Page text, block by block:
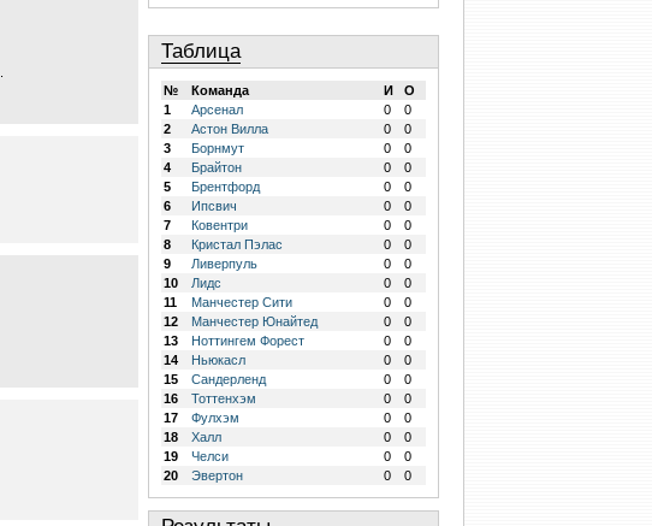
Таблица
№ Команда И
О
1
Арсенал 0
0
2
Астон Вилла 0
0
3
Борнмут 0
0
4
Брайтон 0
0
5
Брентфорд 0
0
6
Ипсвич 0
0
7
Ковентри 0
0
8
Кристал Пэлас 0
0
9
Ливерпуль 0
0
10
Лидс 0
0
11
Манчестер Сити 0
0
12
Манчестер Юнайтед 0
0
13
Ноттингем Форест 0
0
14
Ньюкасл 0
0
15
Сандерленд 0
0
16
Тоттенхэм 0
0
17
Фулхэм 0
0
18
Халл 0
0
19
Челси 0
0
20
Эвертон 0 0